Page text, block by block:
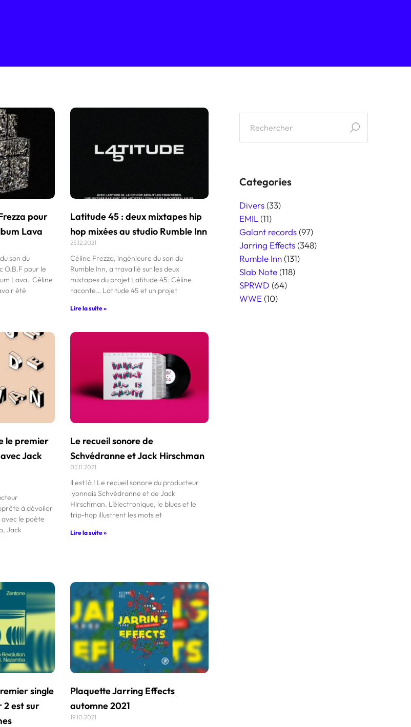
pour
Lava
son du
O.B.F pour le
Lava. Céline
été
Latitude 45 : deux mixtapes hip
hop mixées au studio Rumble Inn
25.12.2021
Céline Frezza, ingénieure du son du
Rumble Inn, a travaillé sur les deux
mixtapes du projet Latitude 45. Céline
raconte… Latitude 45 et un projet
Lire la suite »
le premier
Jack
à dévoiler
le poète
Jack
Le recueil sonore de
Schvédranne et Jack Hirschman
05.11.2021
Il est là ! Le recueil sonore du producteur
lyonnais Schvédranne et de Jack
Hirschman. L’électronique, le blues et le
trip-hop illustrent les mots et
Lire la suite »
single
2 est sur
Plaquette Jarring Effects
automne 2021
19.10.2021
Categories
Divers(33)
EMIL(11)
Galant records(97)
Jarring Effects(348)
Rumble Inn(131)
Slab Note(118)
SPRWD (64)
WWE (10)